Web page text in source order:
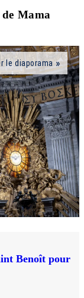
Mama
le diaporama
Benoît pour